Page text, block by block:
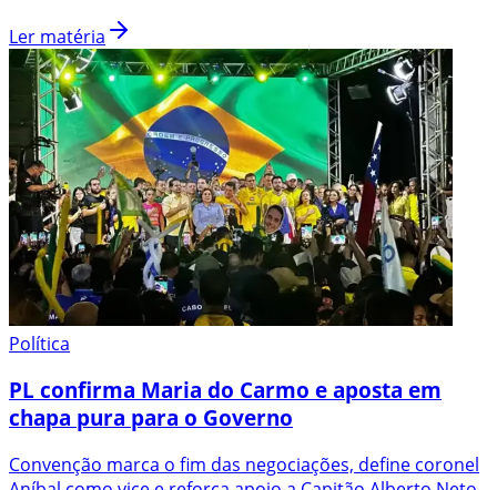
Ler matéria
Política
PL confirma Maria do Carmo e aposta em
chapa pura para o Governo
Convenção marca o fim das negociações, define coronel